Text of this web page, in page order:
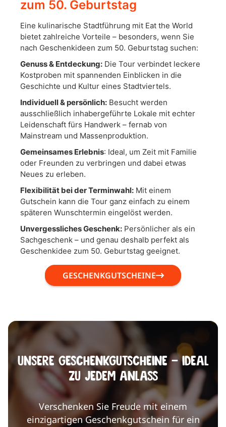
zum 50. Geburtstag
Eine kulinarische Stadtführung mit Eat the World
bietet zahlreiche Vorteile – besonders, wenn Sie
nach Geschenkideen zum 50. Geburtstag suchen:
Genuss & Entdeckung: Die Tour verbindet leckere
Kostproben mit spannenden Einblicken in die
Geschichte und Kultur eines Stadtviertels.
Individuell & persönlich: Besucht werden
ausschließlich inhabergeführte Lokale mit echter
Leidenschaft fürs Handwerk – fernab von
Mainstream und Massenproduktion.
Gemeinsames Erlebnis: Ideal, um Zeit mit Familie
oder Freunden zu verbringen und dabei etwas
Neues zu erleben.
Flexibilität bei der Terminwahl: Mit einem
Gutschein kann die Tour ganz einfach zu einem
späteren Wunschtermin eingelöst werden.
Unvergessliches Geschenk: Persönlicher als ein
Sachgeschenk – und genau deshalb perfekt als
Geschenkidee zum 50. Geburtstag geeignet.
GESCHENKGUTSCHEINE
UNSERE GESCHENKGUTSCHEINE – IDEAL
ZU JEDEM ANLASS
Verschenken Sie Freude mit einem
einzigartigen Geschenkgutschein für ein